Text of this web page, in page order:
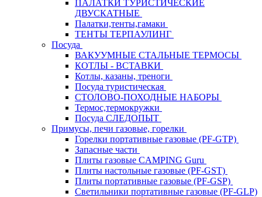
ПАЛАТКИ ТУРИСТИЧЕСКИЕ
ДВУСКАТНЫЕ
Палатки,тенты,гамаки
ТЕНТЫ ТЕРПАУЛИНГ
Посуда
ВАКУУМНЫЕ СТАЛЬНЫЕ ТЕРМОСЫ
КОТЛЫ - ВСТАВКИ
Котлы, казаны, треноги
Посуда туристическая
СТОЛОВО-ПОХОДНЫЕ НАБОРЫ
Термос,термокружки
Посуда СЛЕДОПЫТ
Примусы, печи газовые, горелки
Горелки портативные газовые (PF-GTP)
Запасные части
Плиты газовые CAMPING Guru
Плиты настольные газовые (PF-GST)
Плиты портативные газовые (PF-GSP)
Светильники портативные газовые (PF-GLP)